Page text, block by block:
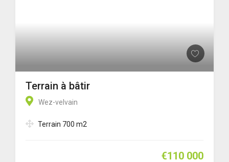
Terrain à bâtir
Wez-velvain
Terrain 700 m2
€110 000